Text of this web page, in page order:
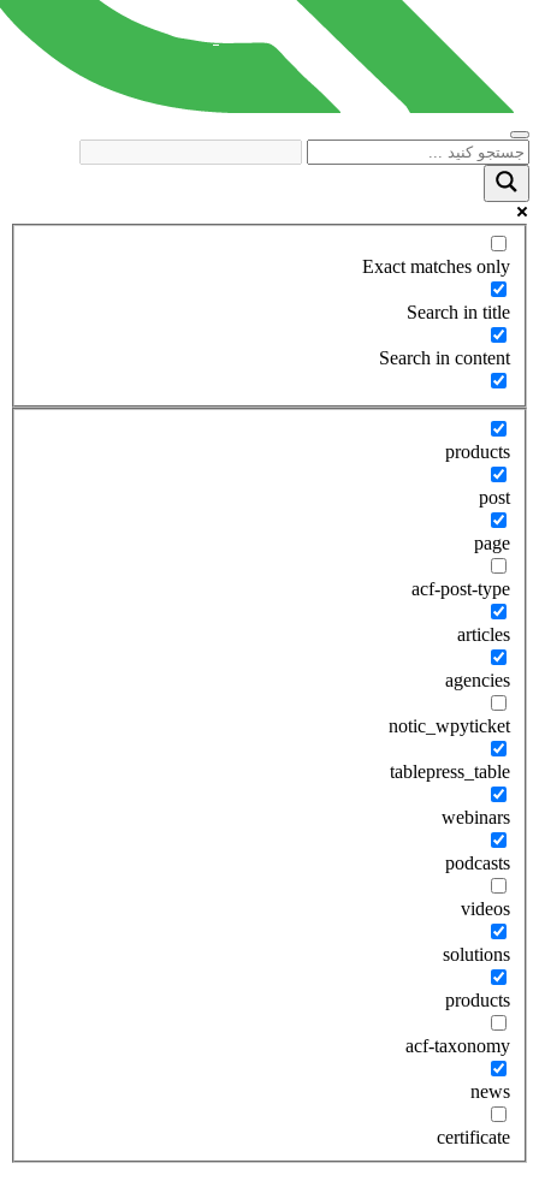
Exact matches only
Search in title
Search in content
products
post
page
acf-post-type
articles
agencies
notic_wpyticket
tablepress_table
webinars
podcasts
videos
solutions
products
acf-taxonomy
news
certificate